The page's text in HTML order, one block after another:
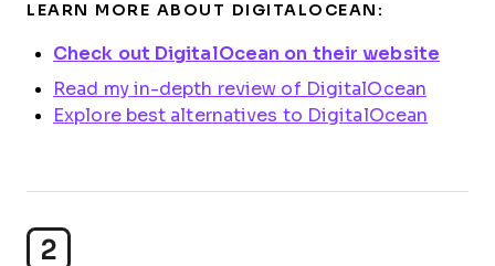
LEARN MORE ABOUT DIGITALOCEAN:
Check out DigitalOcean on their website
Read my in-depth review of DigitalOcean
Explore best alternatives to DigitalOcean
2